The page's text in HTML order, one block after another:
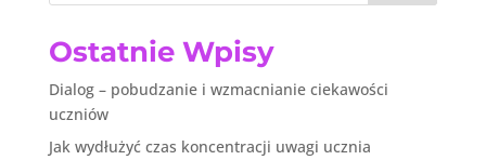
Ostatnie Wpisy
Dialog – pobudzanie i wzmacnianie ciekawości
uczniów
Jak wydłużyć czas koncentracji uwagi ucznia